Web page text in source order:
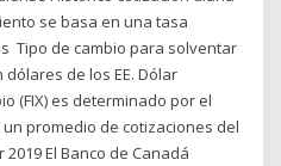
se basa en una tasa
Tipo de cambio para solventar
de los EE. Dólar
(FIX) es determinado por el
promedio de cotizaciones del
El Banco de Canadá